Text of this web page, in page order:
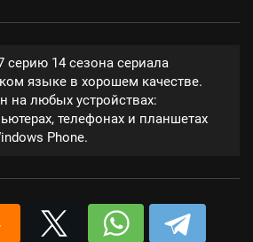
серию 14 сезона сериала
языке в хорошем качестве.
на любых устройствах:
телефонах и планшетах
Phone.